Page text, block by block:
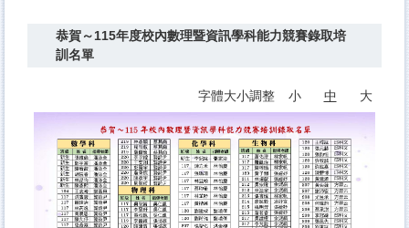
恭賀～115年度校內數理暨資訊學科能力競賽錄取培
訓名單
字體大小調整 小 中 大